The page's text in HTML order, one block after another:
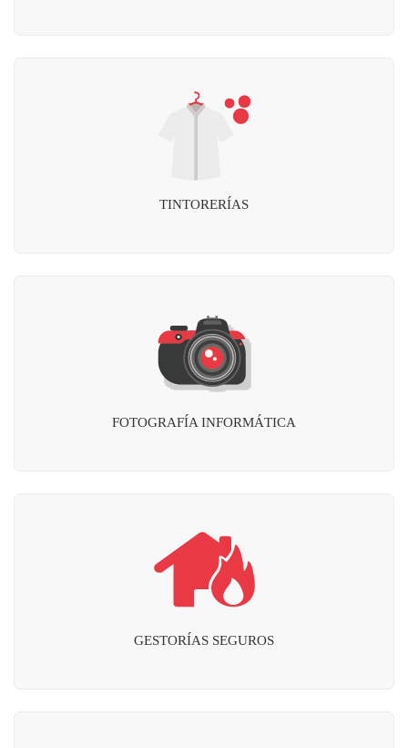
TINTORERÍAS
FOTOGRAFÍA INFORMÁTICA
GESTORÍAS SEGUROS